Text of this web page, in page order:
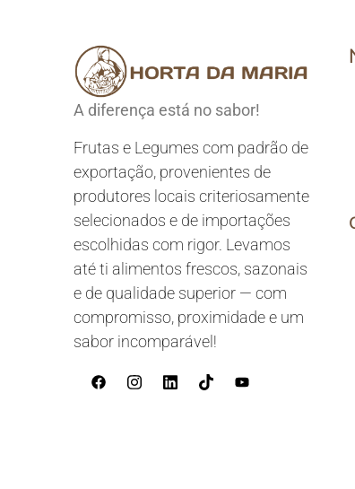
A diferença está no sabor!
Frutas e Legumes com padrão de
exportação, provenientes de
produtores locais criteriosamente
selecionados e de importações
escolhidas com rigor. Levamos
até ti alimentos frescos, sazonais
e de qualidade superior — com
compromisso, proximidade e um
sabor incomparável!